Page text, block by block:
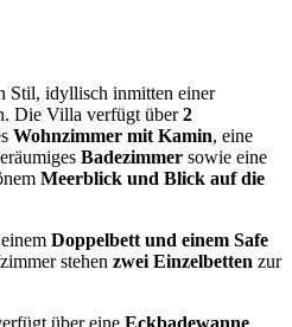
Stil, idyllisch inmitten einer
Die Villa verfügt über2
Wohnzimmer mit Kamin, eine
Badezimmer sowie eine
Meerblick und Blick auf die
Doppelbett und einem Safe
stehen zwei Einzelbetten zur
über eine Eckbadewanne.